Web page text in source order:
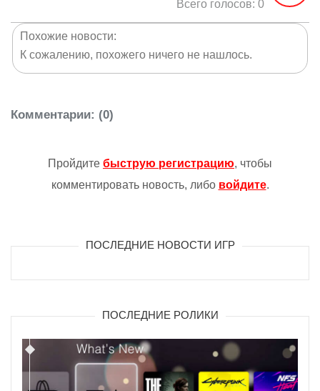
Всего голосов: 0
Похожие новости:
К сожалению, похожего ничего не нашлось.
Комментарии: (0)
Пройдите быструю регистрацию, чтобы
комментировать новость, либо войдите.
ПОСЛЕДНИЕ НОВОСТИ ИГР
ПОСЛЕДНИЕ РОЛИКИ